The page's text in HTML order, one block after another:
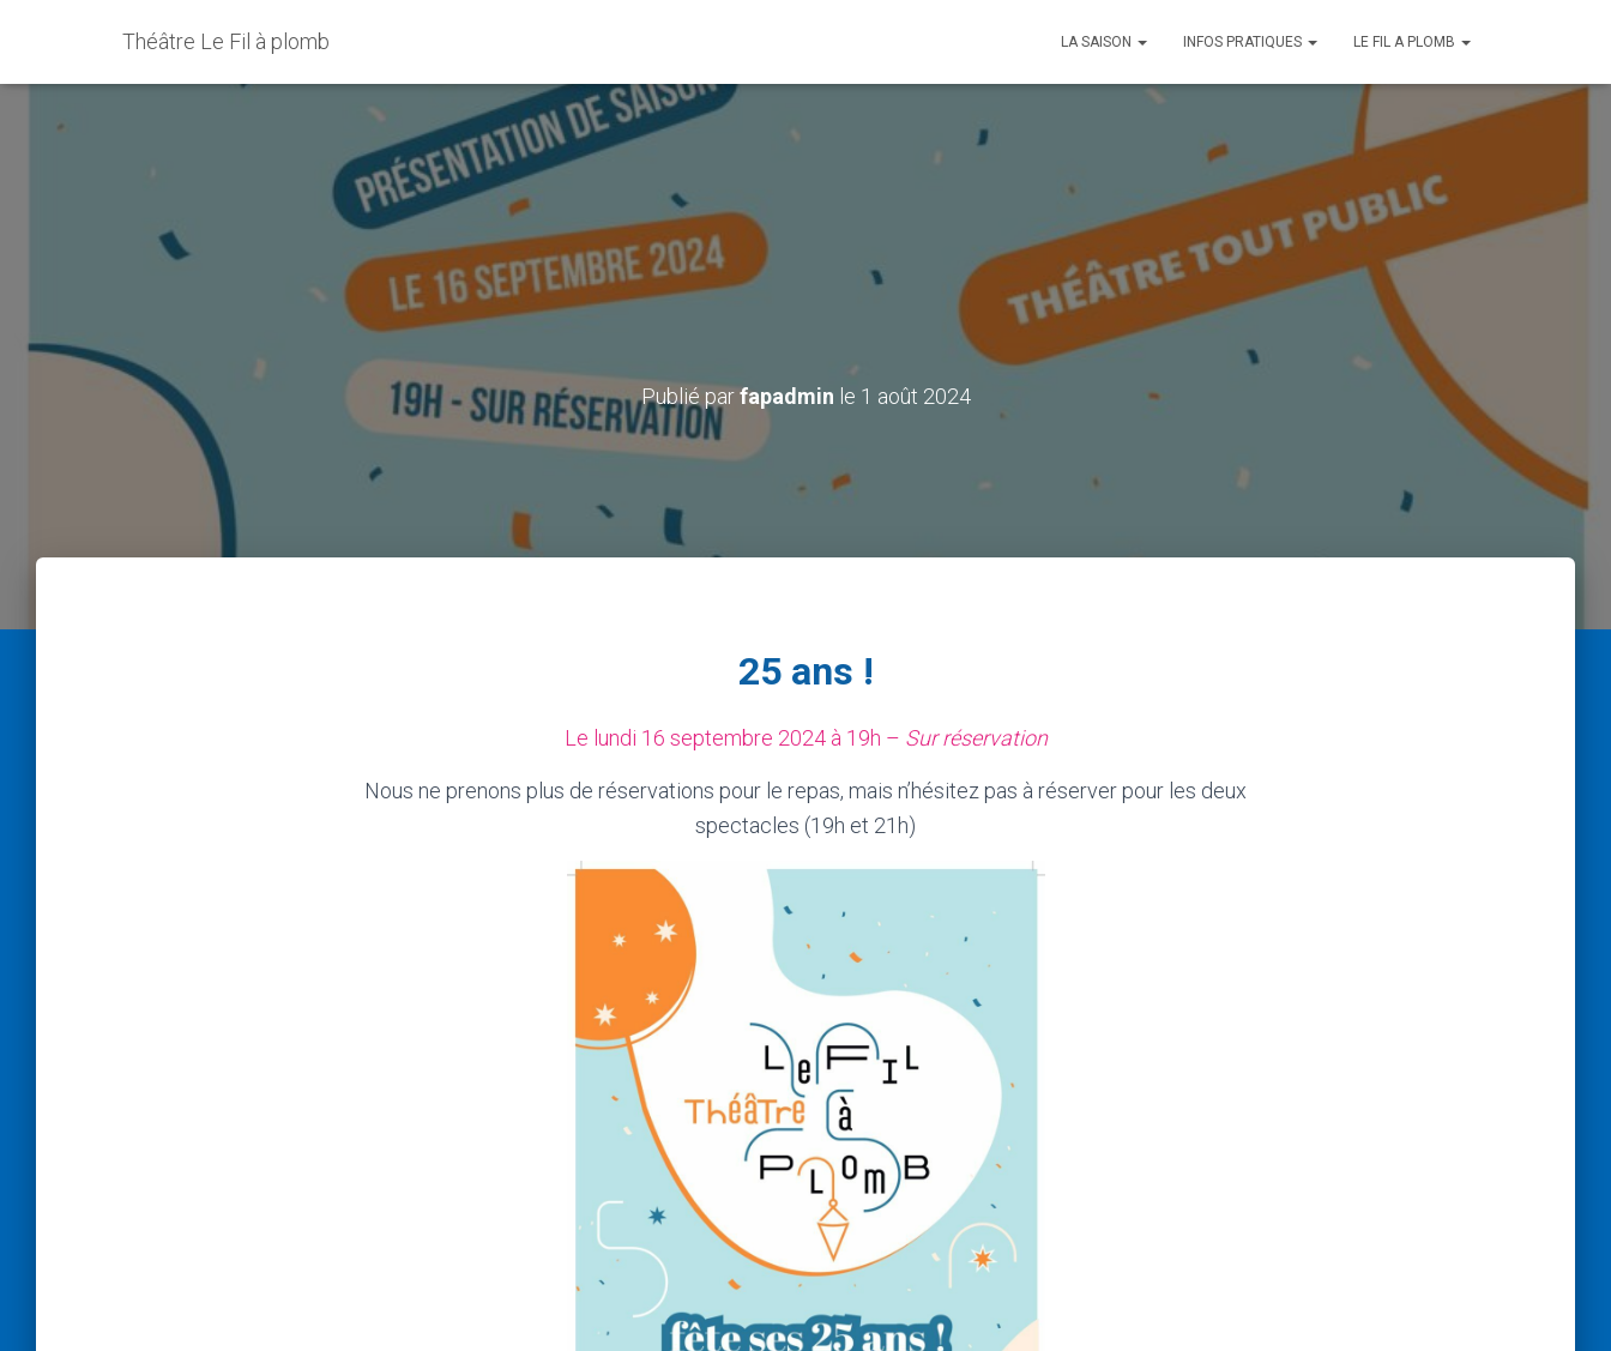
Théâtre Le Fil à plomb LA SAISON INFOS PRATIQUES LE FIL A PLOMB
Le Fil à Plomb fête ses 25 ans ! – Le lundi 16
septembre 2024 à 19h
Publié parfapadmin le 1 août 2024
25 ans !
Le lundi 16 septembre 2024 à 19h – Sur réservation
Nous ne prenons plus de réservations pour le repas, mais n’hésitez pas à réserver pour les deux
spectacles (19h et 21h)